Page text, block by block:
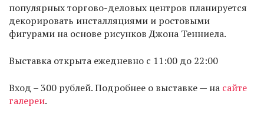
популярных торгово-деловых центров планируется
декорировать инсталляциями и ростовыми
фигурами на основе рисунков Джона Тенниела.
Выставка открыта ежедневно с 11:00 до 22:00
Вход – 300 рублей. Подробнее о выставке — на сайте
галереи.